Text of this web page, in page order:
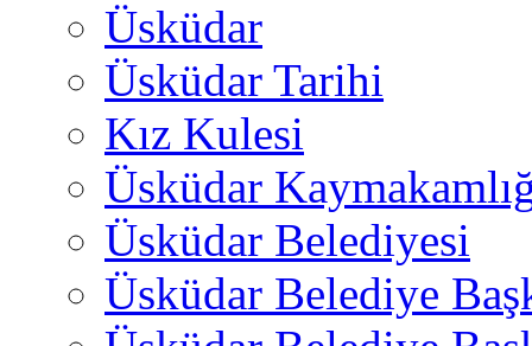
Üsküdar
Üsküdar Tarihi
Kız Kulesi
Üsküdar
Üsküdar Belediyesi
Üsküdar Belediye